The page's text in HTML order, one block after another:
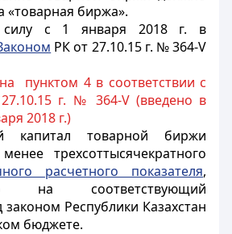
«товарная биржа».
силу с 1 января 2018 г. в
РК от 27.10.15 г. № 364-V
пунктом 4 в соответствии с
г. № 364-V (введено в
2018 г.)
капитал товарной биржи
трехсоттысячекратного
расчетного показателя,
на соответствующий
Республики Казахстан
бюджете.